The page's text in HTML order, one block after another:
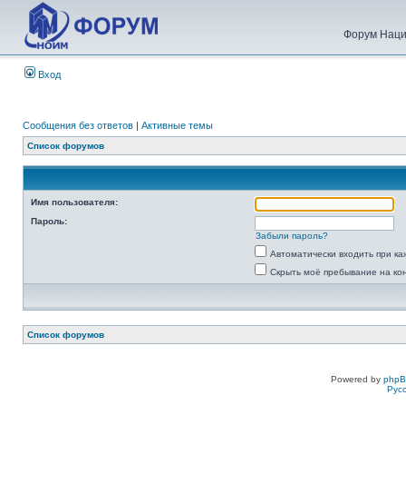
Форум
Вход
Сообщения без ответов | Активные темы
Список форумов
Имя пользователя:
Пароль:
Забыли пароль?
Автоматически входить при
Скрыть моё пребывание на
Список форумов
Powered by